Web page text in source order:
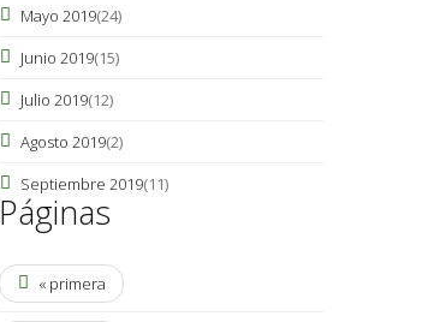
Mayo 2019(24)
Junio 2019(15)
Julio 2019(12)
Agosto 2019(2)
Septiembre 2019(11)
Páginas
« primera